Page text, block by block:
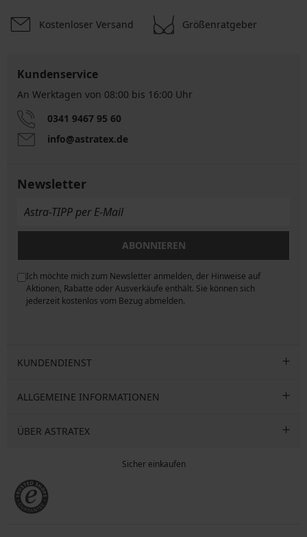
Kostenloser Versand Größenratgeber
Kundenservice
An Werktagen von 08:00 bis 16:00 Uhr
0341 9467 95 60
info@astratex.de
Newsletter
ABONNIEREN
Ich möchte mich zum Newsletter anmelden, der Hinweise auf
Aktionen, Rabatte oder Ausverkäufe enthält. Sie können sich
jederzeit kostenlos vom Bezug abmelden.
KUNDENDIENST
ALLGEMEINE INFORMATIONEN
ÜBER ASTRATEX
Sicher einkaufen